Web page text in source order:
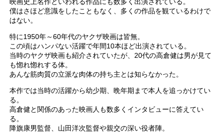
僕はさほど意識をしたこともなく、多くの作品を観ているわけで
はない。
特に1950年～60年代のヤクザ映画は皆無。
この頃はハンパない活躍で年間10本ほど出演されている。
当時のヤクザ映画も紹介されていたが、20代の高倉健は男が見て
も惚れ惚れする体。
あんな筋肉質の立派な肉体の持ち主とは知らなかった。
本作では当時の活躍から幼少期、晩年期まで本人を追っかけてい
る。
高倉健と関係のあった映画人も数多くインタビューに答えてい
る。
降旗康男監督、山田洋次監督や親交の深い役者陣。